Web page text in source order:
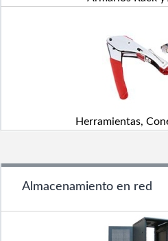
Herramientas,
Almacenamiento en red